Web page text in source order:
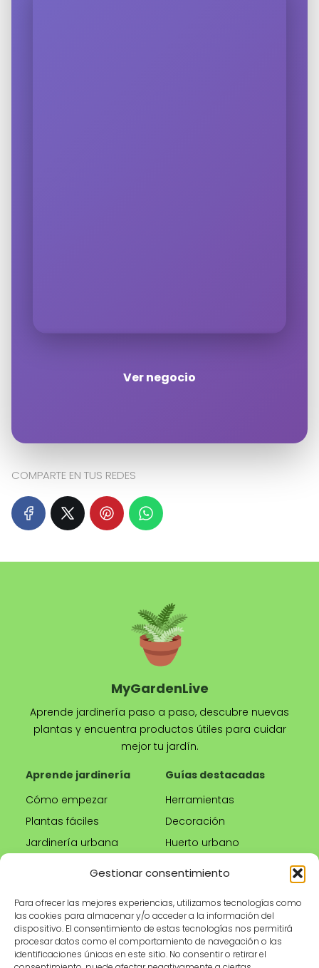
Gestionar consentimiento
Para ofrecer las mejores experiencias, utilizamos tecnologías como
las cookies para almacenar y/o acceder a la información del
dispositivo. El consentimiento de estas tecnologías nos permitirá
procesar datos como el comportamiento de navegación o las
identificaciones únicas en este sitio. No consentir o retirar el
Ver negocio
COMPARTE EN TUS REDES
MyGardenLive
Aprende jardinería paso a paso, descubre nuevas
plantas y encuentra productos útiles para cuidar
mejor tu jardín.
Aprende jardinería
Cómo empezar
Plantas fáciles
Jardinería urbana
Guías destacadas
Herramientas
Decoración
Huerto urbano
Tienda
Productos
recomendados
Información legal
Aviso legal
Política de privacidad